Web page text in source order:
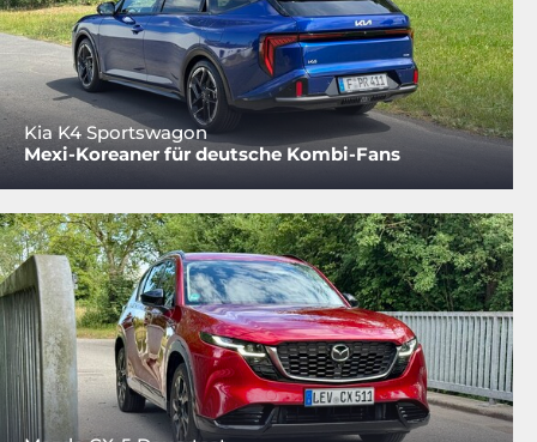
Kia K4 Sportswagon
Mexi-Koreaner für deutsche Kombi-Fans